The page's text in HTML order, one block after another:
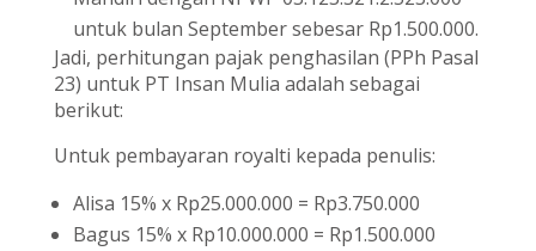
untuk bulan September sebesar Rp1.500.000.
Jadi, perhitungan pajak penghasilan (PPh Pasal
23) untuk PT Insan Mulia adalah sebagai
berikut:
Untuk pembayaran royalti kepada penulis:
Alisa 15% x Rp25.000.000 = Rp3.750.000
Bagus 15% x Rp10.000.000 = Rp1.500.000